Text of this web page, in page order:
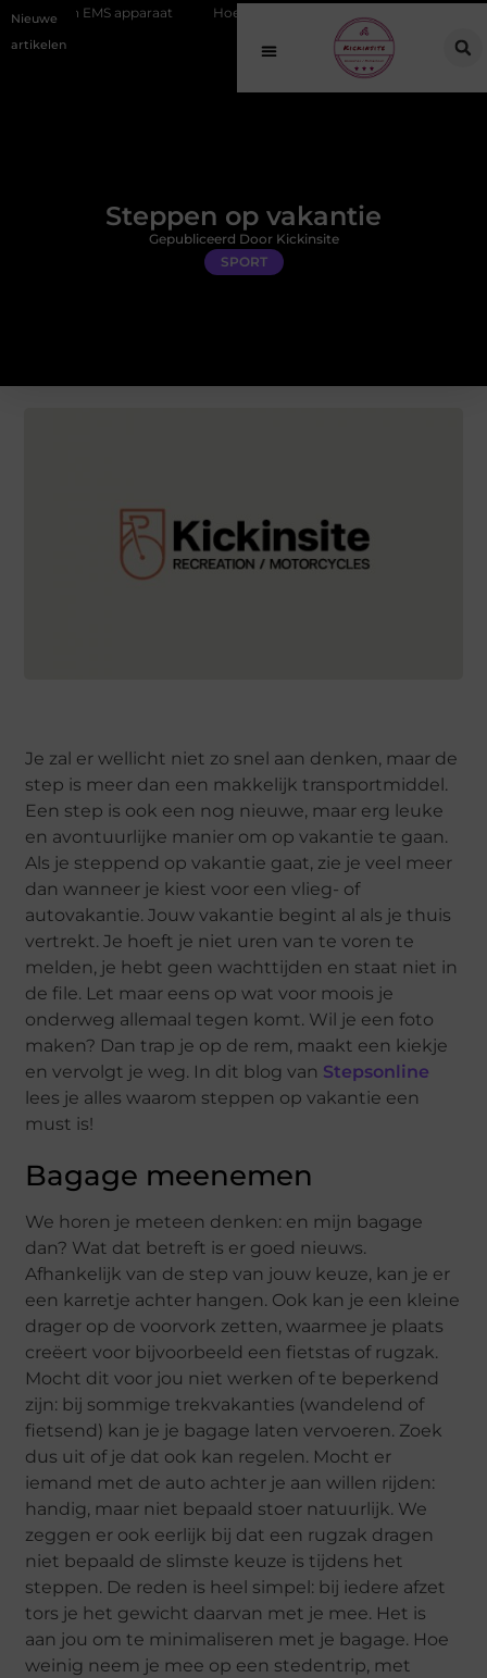
Nieuwe
artikelen
Hoe online vindbaarheid verandert in 2026
Steppen op vakantie
SPORT
Gepubliceerd Door Kickinsite
Je zal er wellicht niet zo snel aan denken, maar de
step is meer dan een makkelijk transportmiddel.
Een step is ook een nog nieuwe, maar erg leuke
en avontuurlijke manier om op vakantie te gaan.
Als je steppend op vakantie gaat, zie je veel meer
dan wanneer je kiest voor een vlieg- of
autovakantie. Jouw vakantie begint al als je thuis
vertrekt. Je hoeft je niet uren van te voren te
melden, je hebt geen wachttijden en staat niet in
de file. Let maar eens op wat voor moois je
onderweg allemaal tegen komt. Wil je een foto
maken? Dan trap je op de rem, maakt een kiekje
en vervolgt je weg. In dit blog van Stepsonline
lees je alles waarom steppen op vakantie een
must is!
Bagage meenemen
We horen je meteen denken: en mijn bagage
dan? Wat dat betreft is er goed nieuws.
Afhankelijk van de step van jouw keuze, kan je er
een karretje achter hangen. Ook kan je een kleine
drager op de voorvork zetten, waarmee je plaats
creëert voor bijvoorbeeld een fietstas of rugzak.
Mocht dit voor jou niet werken of te beperkend
zijn: bij sommige trekvakanties (wandelend of
fietsend) kan je je bagage laten vervoeren. Zoek
dus uit of je dat ook kan regelen. Mocht er
iemand met de auto achter je aan willen rijden:
handig, maar niet bepaald stoer natuurlijk. We
zeggen er ook eerlijk bij dat een rugzak dragen
niet bepaald de slimste keuze is tijdens het
steppen. De reden is heel simpel: bij iedere afzet
tors je het gewicht daarvan met je mee. Het is
aan jou om te minimaliseren met je bagage. Hoe
weinig neem je mee op een stedentrip, met